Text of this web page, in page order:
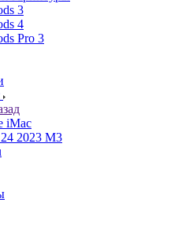
3
4
Pro 3
iMac
2023 M3